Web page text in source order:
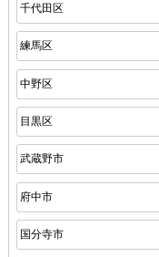
千代田区
練馬区
中野区
目黒区
武蔵野市
府中市
国分寺市